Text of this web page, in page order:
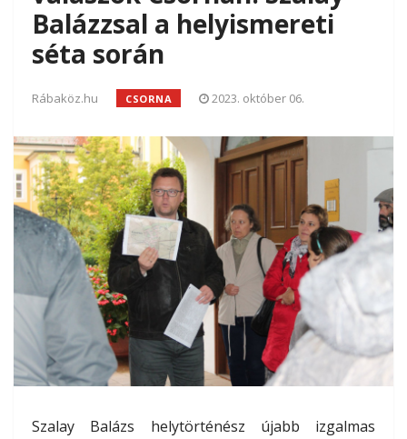
Balázzsal a helyismereti
séta során
Rábaköz.hu CSORNA 2023. október 06.
Szalay Balázs helytörténész újabb izgalmas